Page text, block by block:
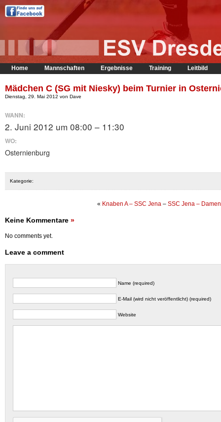
Home Mannschaften Ergebnisse Training Leitbild
Mädchen C (SG mit Niesky) beim Turnier in
Dienstag, 29. Mai 2012 von Dave
WANN:
2. Juni 2012 um 08:00 – 11:30
WO:
Osternienburg
Kategorie:
« Knaben A – SSC Jena – SSC Jena – Damen
Keine Kommentare »
No comments yet.
Leave a comment
Name (required)
E-Mail (wird nicht veröffentlicht) (required)
Website